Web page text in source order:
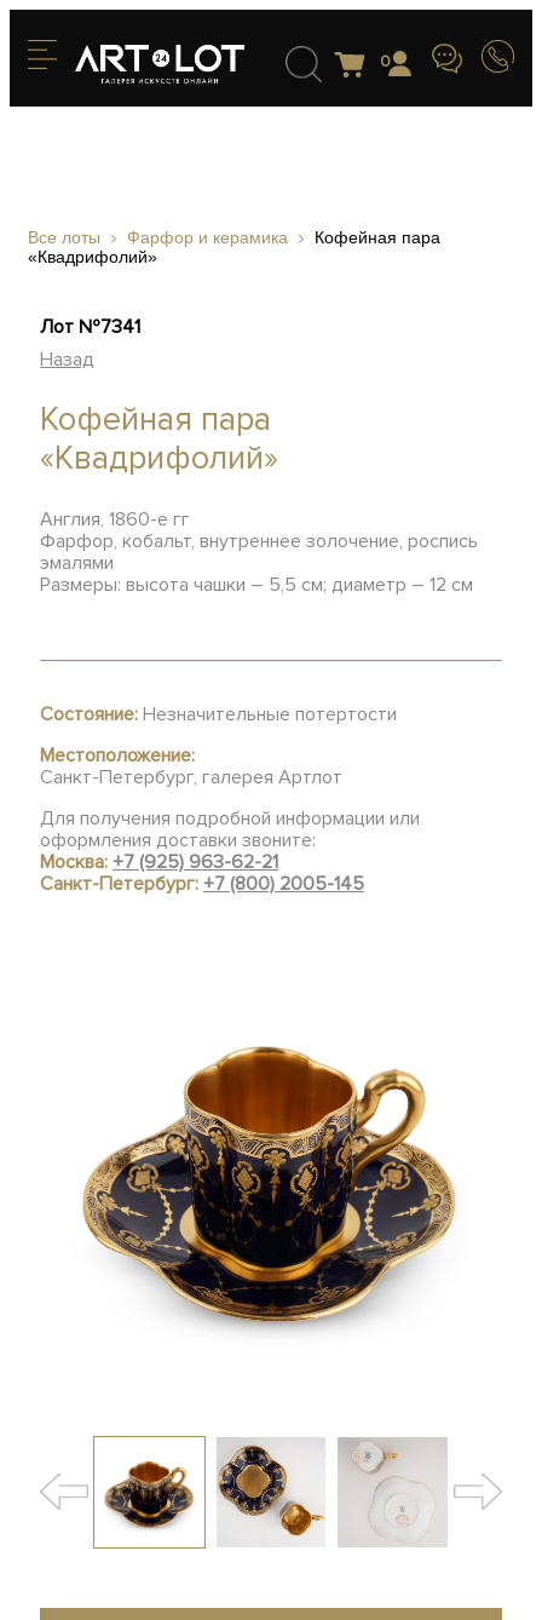
0
Все лоты Фарфор и керамика
Кофейная пара
«Квадрифолий»
Лот №7341
Назад
Кофейная пара
«Квадрифолий»
Англия, 1860-е гг
Фарфор, кобальт, внутреннее золочение, роспись
эмалями
Размеры: высота чашки – 5,5 см; диаметр – 12 см
Состояние: Незначительные потертости
Местоположение:
Санкт-Петербург, галерея Артлот
Для получения подробной информации или
оформления доставки звоните:
Москва:+7 (925) 963-62-21
Санкт-Петербург:+7 (800) 2005-145